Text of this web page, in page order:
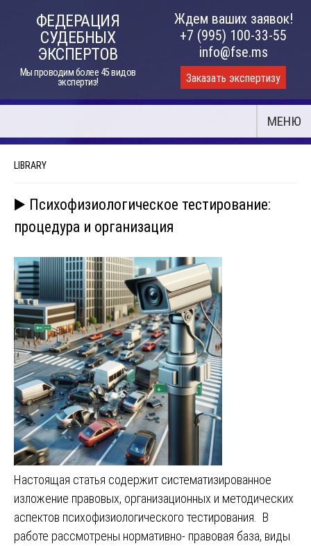
ФЕДЕРАЦИЯ
СУДЕБНЫХ
ЭКСПЕРТОВ
Мы проводим более 45 видов
экспертиз!
Ждем ваших заявок!
+7 (995) 100-33-55
info@fse.ms
Заказать экспертизу
МЕНЮ
LIBRARY
▶️ Психофизиологическое тестирование:
процедура и организация
Настоящая статья содержит систематизированное
изложение правовых, организационных и методических
аспектов психофизиологического тестирования. В
работе рассмотрены нормативно- правовая база, виды